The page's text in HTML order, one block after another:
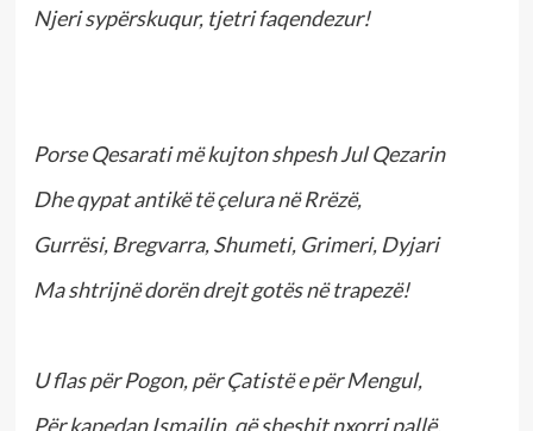
Njeri sypërskuqur, tjetri faqendezur!
Porse Qesarati më kujton shpesh Jul Qezarin
Dhe qypat antikë të çelura në Rrëzë,
Gurrësi, Bregvarra, Shumeti, Grimeri, Dyjari
Ma shtrijnë dorën drejt gotës në trapezë!
U flas për Pogon, për Çatistë e për Mengul,
Për kapedan Ismailin, që sheshit nxorri pallë,